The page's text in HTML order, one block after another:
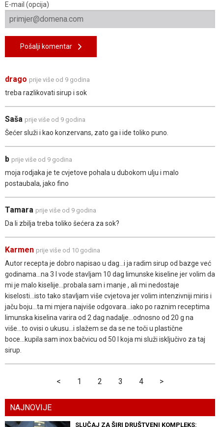
E-mail (opcija)
Pošalji komentar
drago prije više od 9 godina
treba razlikovati sirup i sok
Saša prije više od 9 godina
Šećer služi i kao konzervans, zato ga i ide toliko puno.
b prije više od 9 godina
moja rodjaka je te cvjetove pohala u dubokom ulju i malo
postaubala, jako fino
Tamara prije više od 9 godina
Da li zbilja treba toliko šećera za sok?
Karmen prije više od 10 godina
Autor recepta je dobro napisao u dag...i ja radim sirup od bazge već
godinama...na 3 l vode stavljam 10 dag limunske kiseline jer volim da
mi je malo kiselije...probala sam i manje , ali mi nedostaje
kiselosti...isto tako stavljam više cvjetova jer volim intenzivniji miris i
jaču boju...ta mi mjera najviše odgovara...iako po raznim receptima
limunska kiselina varira od 2 dag nadalje...odnosno od 20 g na
više...to ovisi o ukusu...i slažem se da se ne toči u plastične
boce...kupila sam inox bačvicu od 50 l koja mi služi isključivo za taj
sirup.
< 1 2 3 4 >
NAJNOVIJE
SLUČAJ ZA ŠIRI DRUŠTVENI KOMPLEKS: